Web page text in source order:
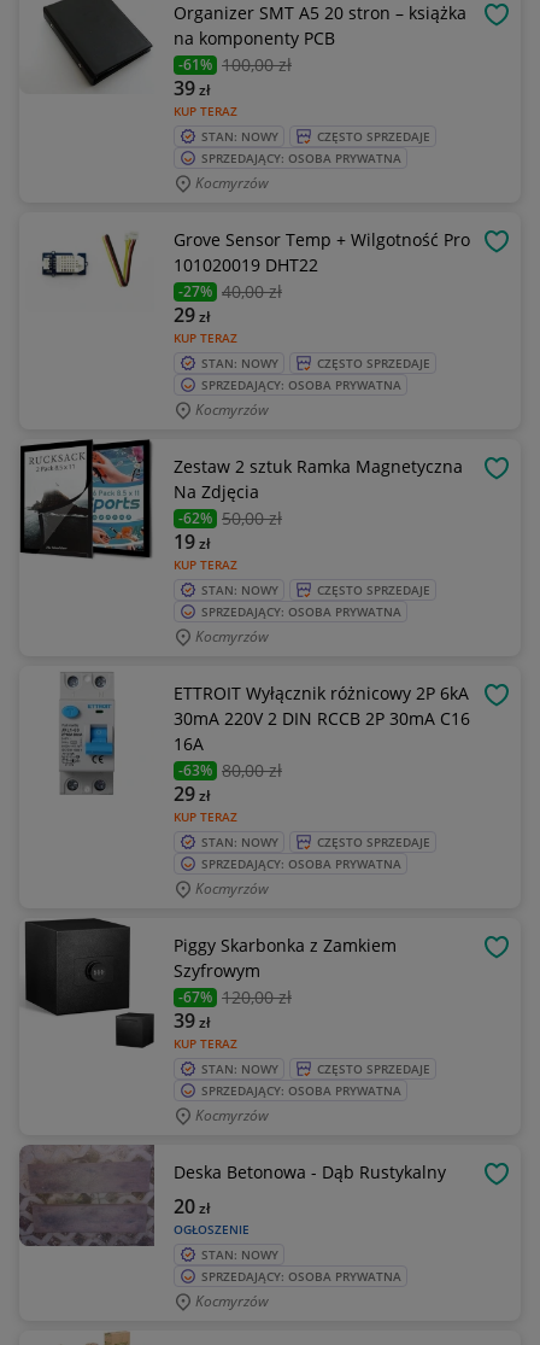
Organizer SMT A5 20 stron – książka
na komponenty PCB
-61% 100,00 zł
KUP TERAZ
39zł
STAN: NOWY
CZĘSTO SPRZEDAJE
SPRZEDAJĄCY: OSOBA PRYWATNA
Kocmyrzów
Grove Sensor Temp + Wilgotność Pro
101020019 DHT22
-27% 40,00 zł
KUP TERAZ
29zł
STAN: NOWY
CZĘSTO SPRZEDAJE
SPRZEDAJĄCY: OSOBA PRYWATNA
Kocmyrzów
Zestaw 2 sztuk Ramka Magnetyczna
Na Zdjęcia
-62% 50,00 zł
KUP TERAZ
19zł
STAN: NOWY
CZĘSTO SPRZEDAJE
SPRZEDAJĄCY: OSOBA PRYWATNA
Kocmyrzów
ETTROIT Wyłącznik różnicowy 2P 6kA
30mA 220V 2 DIN RCCB 2P 30mA C16
16A
-63% 80,00 zł
KUP TERAZ
29zł
STAN: NOWY
CZĘSTO SPRZEDAJE
SPRZEDAJĄCY: OSOBA PRYWATNA
Kocmyrzów
Piggy Skarbonka z Zamkiem
Szyfrowym
-67% 120,00 zł
KUP TERAZ
39zł
STAN: NOWY
CZĘSTO SPRZEDAJE
SPRZEDAJĄCY: OSOBA PRYWATNA
Kocmyrzów
Deska Betonowa - Dąb Rustykalny
OGŁOSZENIE
20zł
STAN: NOWY
SPRZEDAJĄCY: OSOBA PRYWATNA
Kocmyrzów